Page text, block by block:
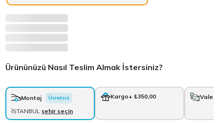
Ürününüzü Nasıl Teslim Almak İstersiniz?
Montaj Ücretsiz
İSTANBULşehir seçin
Kargo+ ₺350,00 Vale